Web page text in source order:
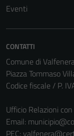
Eventi
CONTATTI
Comune di
Piazza Tommaso
Codice fiscale / P.
Ufficio Relazioni
Email:
PEC: